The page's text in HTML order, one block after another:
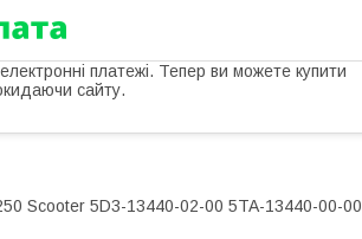
платежі. Тепер ви можете купити
сайту.
Scooter 5D3-13440-02-00 5TA-13440-00-00